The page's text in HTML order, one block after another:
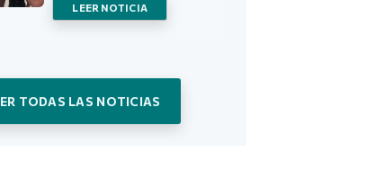
LEER NOTICIA
TODAS LAS NOTICIAS